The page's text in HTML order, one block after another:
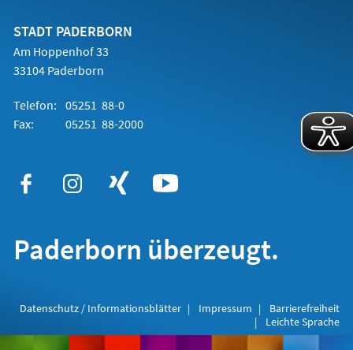
STADT PADERBORN
Am Hoppenhof 33
33104 Paderborn
Telefon: 05251 88-0
Fax:
05251 88-2000
Paderborn überzeugt.
Datenschutz / Informationsblätter Impressum
Barrierefreiheit
Leichte Sprache